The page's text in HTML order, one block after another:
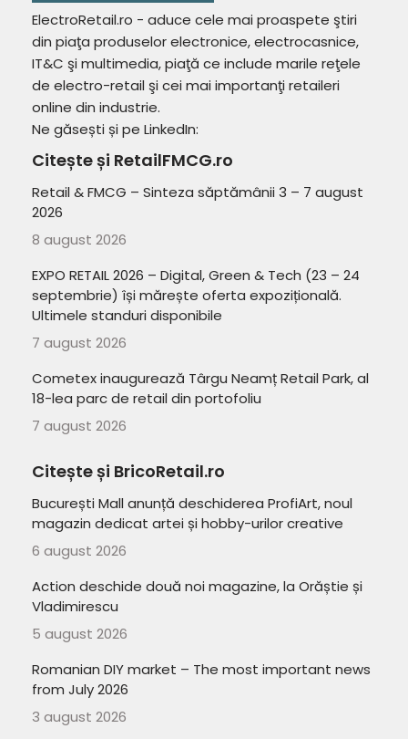
ElectroRetail.ro - aduce cele mai proaspete ştiri
din piaţa produselor electronice, electrocasnice,
IT&C şi multimedia, piaţă ce include marile reţele
de electro-retail şi cei mai importanţi retaileri
online din industrie.
Ne găsești și pe LinkedIn:
Citește și RetailFMCG.ro
Retail & FMCG – Sinteza săptămânii 3 – 7 august
2026
8 august 2026
EXPO RETAIL 2026 – Digital, Green & Tech (23 – 24
septembrie) își mărește oferta expozițională.
Ultimele standuri disponibile
7 august 2026
Cometex inaugurează Târgu Neamț Retail Park, al
18-lea parc de retail din portofoliu
7 august 2026
Citește și BricoRetail.ro
București Mall anunță deschiderea ProfiArt, noul
magazin dedicat artei și hobby-urilor creative
6 august 2026
Action deschide două noi magazine, la Orăștie și
Vladimirescu
5 august 2026
Romanian DIY market – The most important news
from July 2026
3 august 2026